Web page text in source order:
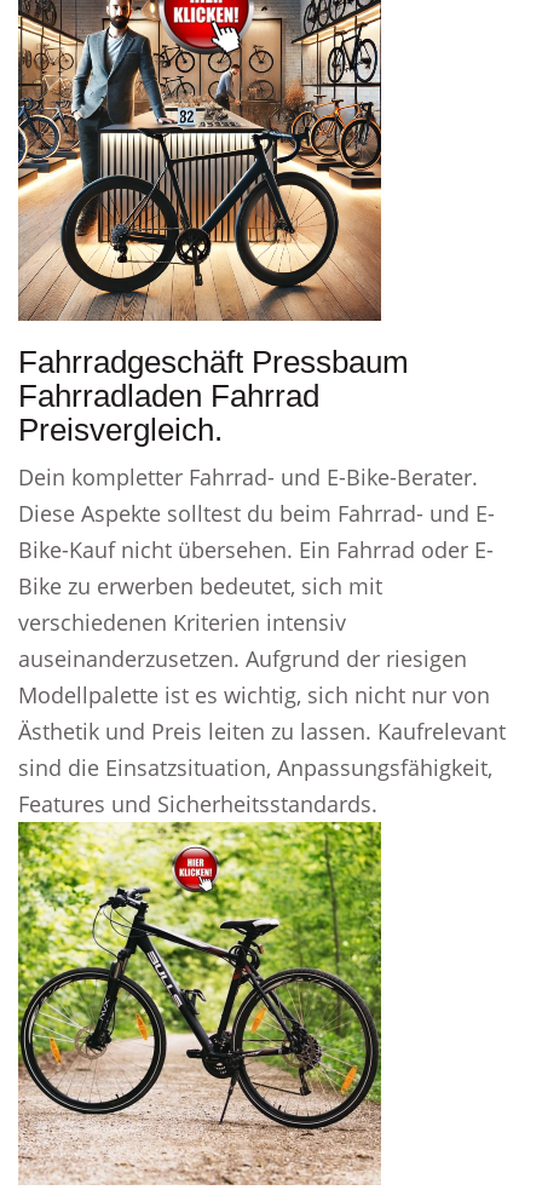
Fahrradgeschäft Pressbaum
Fahrradladen Fahrrad
Preisvergleich.
Dein kompletter Fahrrad- und E-Bike-Berater.
Diese Aspekte solltest du beim Fahrrad- und E-
Bike-Kauf nicht übersehen. Ein Fahrrad oder E-
Bike zu erwerben bedeutet, sich mit
verschiedenen Kriterien intensiv
auseinanderzusetzen. Aufgrund der riesigen
Modellpalette ist es wichtig, sich nicht nur von
Ästhetik und Preis leiten zu lassen. Kaufrelevant
sind die Einsatzsituation, Anpassungsfähigkeit,
Features und Sicherheitsstandards.